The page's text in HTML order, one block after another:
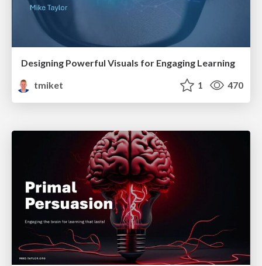
Designing Powerful Visuals for Engaging Learning
tmiket
1 470